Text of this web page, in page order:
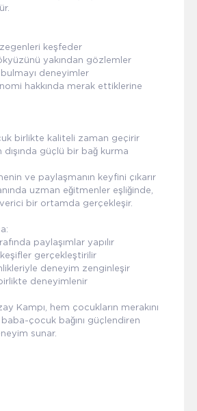
keşfeder
yakından gözlemler
bulmayı deneyimler
hakkında merak ettiklerine
birlikte kaliteli zaman geçirir
dışında güçlü bir bağ kurma
ve paylaşmanın keyfini çıkarır
uzman eğitmenler eşliğinde,
bir ortamda gerçekleşir.
paylaşımlar yapılır
gerçekleştirilir
deneyim zenginleşir
deneyimlenir
Kampı, hem çocukların merakını
çocuk bağını güçlendiren
sunar.